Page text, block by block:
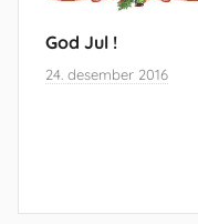
God Jul !
24. desember 2016